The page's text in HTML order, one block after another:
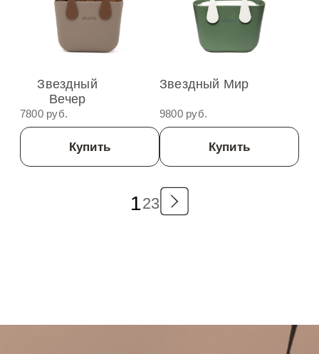
Звездный
Вечер
7800 руб.
Купить
Звездный Мир
9800 руб.
Купить
123